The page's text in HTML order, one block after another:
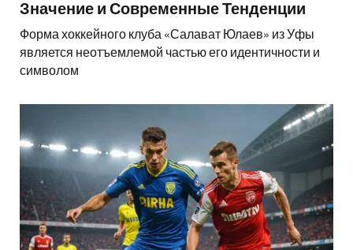
Значение и Современные Тенденции
Форма хоккейного клуба «Салават Юлаев» из Уфы
является неотъемлемой частью его идентичности и
символом